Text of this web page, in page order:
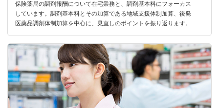
保険薬局の調剤報酬について在宅業務と、調剤基本料にフォーカス
しています。調剤基本料とその加算である地域支援体制加算、後発
医薬品調剤体制加算を中心に、見直しのポイントを振り返ります。